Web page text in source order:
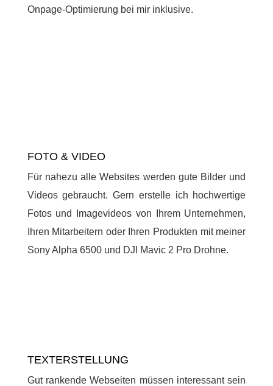
Onpage-Optimierung bei mir inklusive.
FOTO & VIDEO
Für nahezu alle Websites werden gute Bilder und
Videos gebraucht. Gern erstelle ich hochwertige
Fotos und Imagevideos von Ihrem Unternehmen,
Ihren Mitarbeitern oder Ihren Produkten mit meiner
Sony Alpha 6500 und DJI Mavic 2 Pro Drohne.
TEXTERSTELLUNG
Gut rankende Webseiten müssen interessant sein